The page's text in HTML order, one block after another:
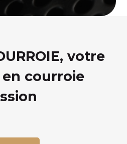
votre
courroie